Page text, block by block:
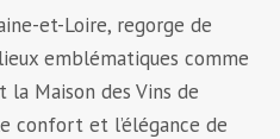
et-Loire, regorge de
emblématiques comme
la Maison des Vins de
confort et l’élégance de